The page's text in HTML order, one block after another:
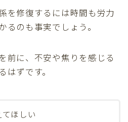
を修復するには時間も労力
るのも事実でしょう。
前に、不安や焦りを感じる
はずです。
ほしい